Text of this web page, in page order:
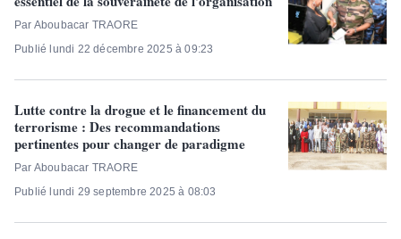
Par Aboubacar TRAORE
Publié lundi 22 décembre 2025 à 09:23
Lutte contre la drogue et le financement du
terrorisme : Des recommandations
pertinentes pour changer de paradigme
Par Aboubacar TRAORE
Publié lundi 29 septembre 2025 à 08:03